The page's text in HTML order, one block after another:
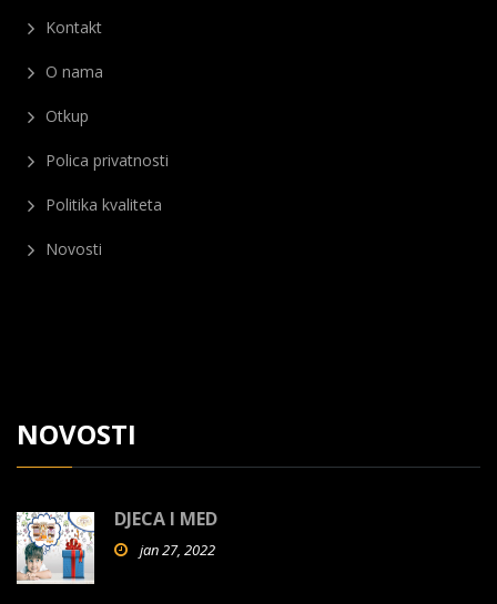
Kontakt
O nama
Otkup
Polica privatnosti
Politika kvaliteta
Novosti
NOVOSTI
DJECA I MED
jan 27, 2022